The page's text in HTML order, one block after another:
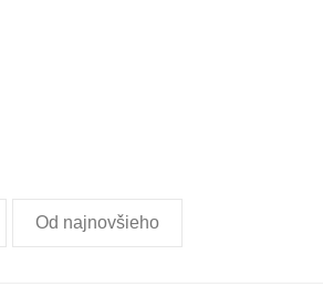
Od najnovšieho